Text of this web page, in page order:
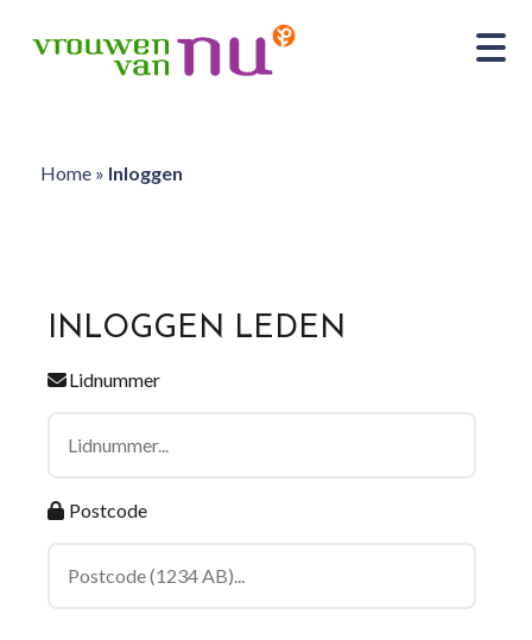
Home» Inloggen
INLOGGEN LEDEN
Lidnummer
Postcode